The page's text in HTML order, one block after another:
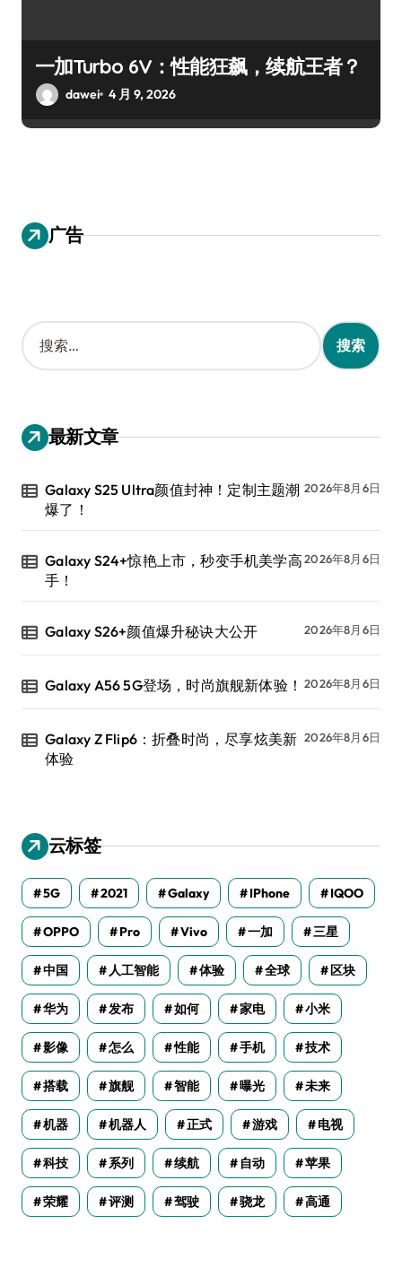
一加Turbo 6V：性能狂飙，续航王者？
dawei 4 月 9, 2026
广告
搜
索
：
最新文章
Galaxy S25 Ultra颜值封神！定制主题潮
爆了！
2026年8月6日
Galaxy S24+惊艳上市，秒变手机美学高
手！
2026年8月6日
Galaxy S26+颜值爆升秘诀大公开 2026年8月6日
Galaxy A56 5G登场，时尚旗舰新体验！ 2026年8月6日
Galaxy Z Flip6：折叠时尚，尽享炫美新
体验
2026年8月6日
云标签
5G 2021 Galaxy IPhone IQOO
OPPO Pro Vivo 一加 三星
中国 人工智能 体验 全球 区块
华为 发布 如何 家电 小米
影像 怎么 性能 手机 技术
搭载 旗舰 智能 曝光 未来
机器 机器人 正式 游戏 电视
科技 系列 续航 自动 苹果
荣耀 评测 驾驶 骁龙 高通